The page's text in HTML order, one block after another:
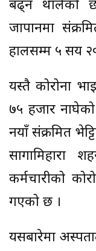
बढ्न थालेको
जापानमा
हालसम्म ५ सय
यस्तै कोरोना
७५ हजार
नयाँ संक्रमित
सागामिहारा
कर्मचारीको
गएको छ ।
यसबारेमा